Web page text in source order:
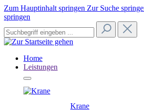
Zum Hauptinhalt springen Zur Suche
springen
Home
Leistungen
Krane